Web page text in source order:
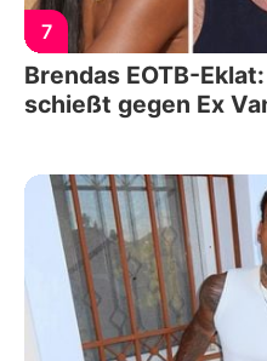
7
Brendas EOTB-
schießt gegen Ex